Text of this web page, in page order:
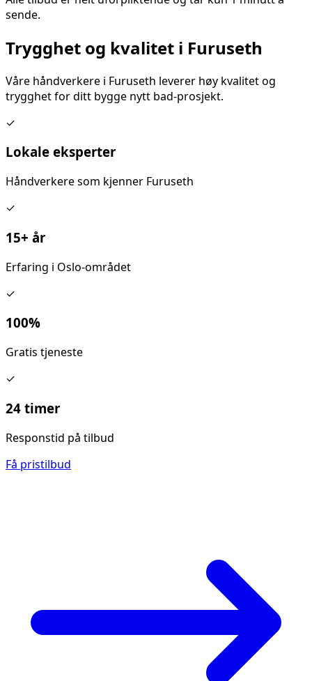
sende.
Trygghet og kvalitet i Furuseth
Våre håndverkere i Furuseth leverer høy kvalitet og
trygghet for ditt bygge nytt bad-prosjekt.
✓
Lokale eksperter
Håndverkere som kjenner Furuseth
✓
15+ år
Erfaring i Oslo-området
✓
100%
Gratis tjeneste
✓
24 timer
Responstid på tilbud
Få pristilbud